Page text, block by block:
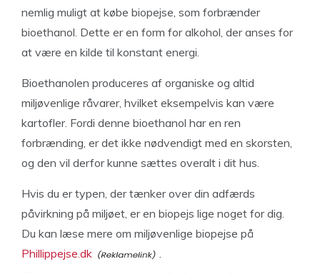
nemlig muligt at købe biopejse, som forbrænder
bioethanol. Dette er en form for alkohol, der anses for
at være en kilde til konstant energi.
Bioethanolen produceres af organiske og altid
miljøvenlige råvarer, hvilket eksempelvis kan være
kartofler. Fordi denne bioethanol har en ren
forbrænding, er det ikke nødvendigt med en skorsten,
og den vil derfor kunne sættes overalt i dit hus.
Hvis du er typen, der tænker over din adfærds
påvirkning på miljøet, er en biopejs lige noget for dig.
Du kan læse mere om miljøvenlige biopejse på
Phillippejse.dk
.